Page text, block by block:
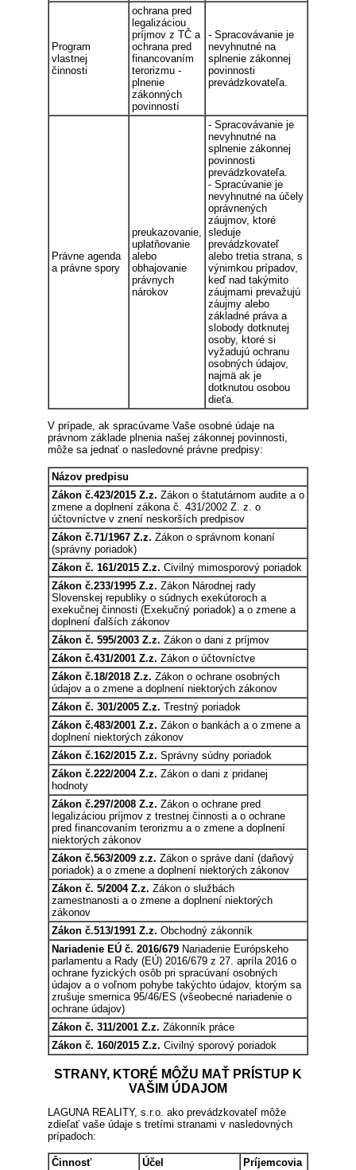
Program
vlastnej
činnosti
ochrana pred
legalizáciou
príjmov z TČ a
ochrana pred
financovaním
terorizmu -
plnenie
zákonných
povinností
- Spracovávanie je
nevyhnutné na
splnenie zákonnej
povinnosti
prevádzkovateľa.
Právne agenda
a právne spory
preukazovanie,
uplatňovanie
alebo
obhajovanie
právnych
nárokov
- Spracovávanie je
nevyhnutné na
splnenie zákonnej
povinnosti
prevádzkovateľa.
- Spracúvanie je
nevyhnutné na účely
oprávnených
záujmov, ktoré
sleduje
prevádzkovateľ
alebo tretia strana, s
výnimkou prípadov,
keď nad takýmito
záujmami prevažujú
záujmy alebo
základné práva a
slobody dotknutej
osoby, ktoré si
vyžadujú ochranu
osobných údajov,
najmä ak je
dotknutou osobou
dieťa.
V prípade, ak spracúvame Vaše osobné údaje na
právnom základe plnenia našej zákonnej povinnosti,
môže sa jednať o nasledovné právne predpisy:
Názov predpisu
Zákon č.423/2015 Z.z. Zákon o štatutárnom audite a o
zmene a doplnení zákona č. 431/2002 Z. z. o
účtovníctve v znení neskorších predpisov
Zákon č.71/1967 Z.z. Zákon o správnom konaní
(správny poriadok)
Zákon č. 161/2015 Z.z. Civilný mimosporový poriadok
Zákon č.233/1995 Z.z. Zákon Národnej rady
Slovenskej republiky o súdnych exekútoroch a
exekučnej činnosti (Exekučný poriadok) a o zmene a
doplnení ďalších zákonov
Zákon č. 595/2003 Z.z. Zákon o dani z príjmov
Zákon č.431/2001 Z.z. Zákon o účtovníctve
Zákon č.18/2018 Z.z. Zákon o ochrane osobných
údajov a o zmene a doplnení niektorých zákonov
Zákon č. 301/2005 Z.z. Trestný poriadok
Zákon č.483/2001 Z.z. Zákon o bankách a o zmene a
doplnení niektorých zákonov
Zákon č.162/2015 Z.z. Správny súdny poriadok
Zákon č.222/2004 Z.z. Zákon o dani z pridanej
hodnoty
Zákon č.297/2008 Z.z. Zákon o ochrane pred
legalizáciou príjmov z trestnej činnosti a o ochrane
pred financovaním terorizmu a o zmene a doplnení
niektorých zákonov
Zákon č.563/2009 z.z. Zákon o správe daní (daňový
poriadok) a o zmene a doplnení niektorých zákonov
Zákon č. 5/2004 Z.z. Zákon o službách
zamestnanosti a o zmene a doplnení niektorých
zákonov
Zákon č.513/1991 Z.z. Obchodný zákonník
Nariadenie EÚ č. 2016/679 Nariadenie Európskeho
parlamentu a Rady (EÚ) 2016/679 z 27. apríla 2016 o
ochrane fyzických osôb pri spracúvaní osobných
údajov a o voľnom pohybe takýchto údajov, ktorým sa
zrušuje smernica 95/46/ES (všeobecné nariadenie o
ochrane údajov)
Zákon č. 311/2001 Z.z. Zákonník práce
Zákon č. 160/2015 Z.z. Civilný sporový poriadok
STRANY, KTORÉ MÔŽU MAŤ PRÍSTUP K
VAŠIM ÚDAJOM
LAGUNA REALITY, s.r.o. ako prevádzkovateľ môže
zdieľať vaše údaje s tretími stranami v nasledovných
prípadoch:
Činnosť Účel Príjemcovia